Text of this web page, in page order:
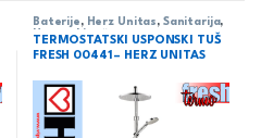
Baterije , Herz Unitas , Sanitarija,
Usponski tuš
TERMOSTATSKI USPONSKI TUŠ
FRESH 00441 – HERZ UNITAS